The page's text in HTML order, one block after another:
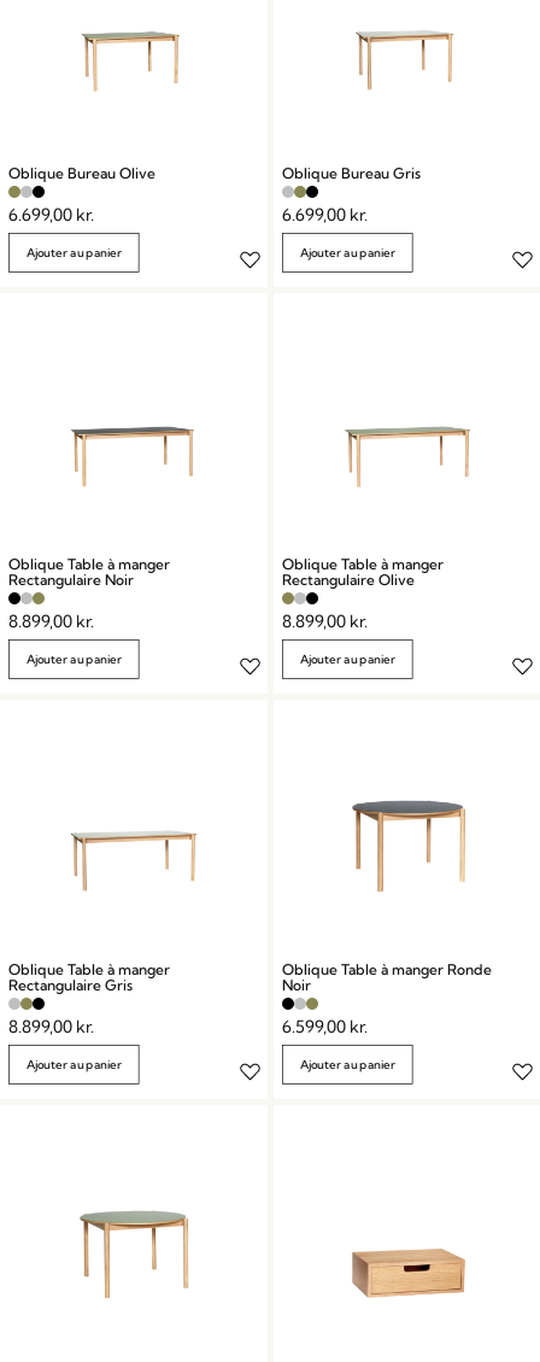
Oblique Bureau Olive
6.699,00 kr.
Ajouter au panier
Oblique Bureau Gris
6.699,00 kr.
Ajouter au panier
Oblique Table à manger
Rectangulaire Noir
8.899,00 kr.
Ajouter au panier
Oblique Table à manger
Rectangulaire Olive
8.899,00 kr.
Ajouter au panier
Oblique Table à manger
Rectangulaire Gris
8.899,00 kr.
Ajouter au panier
Oblique Table à manger Ronde
Noir
6.599,00 kr.
Ajouter au panier